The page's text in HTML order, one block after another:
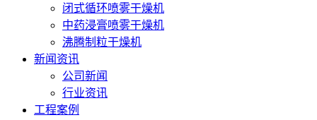
闭式循环喷雾干燥机
中药浸膏喷雾干燥机
沸腾制粒干燥机
新闻资讯
公司新闻
行业资讯
工程案例